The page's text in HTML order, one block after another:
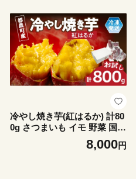
冷やし焼き芋(紅はるか) 計80
0g さつまいも イモ 野菜 国産
8,000円